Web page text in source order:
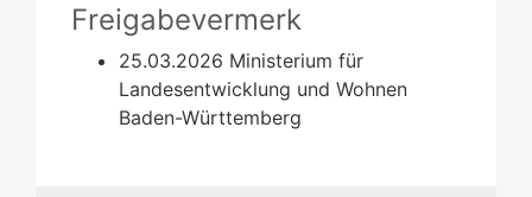
Freigabevermerk
25.03.2026 Ministerium für
Landesentwicklung und Wohnen
Baden-Württemberg